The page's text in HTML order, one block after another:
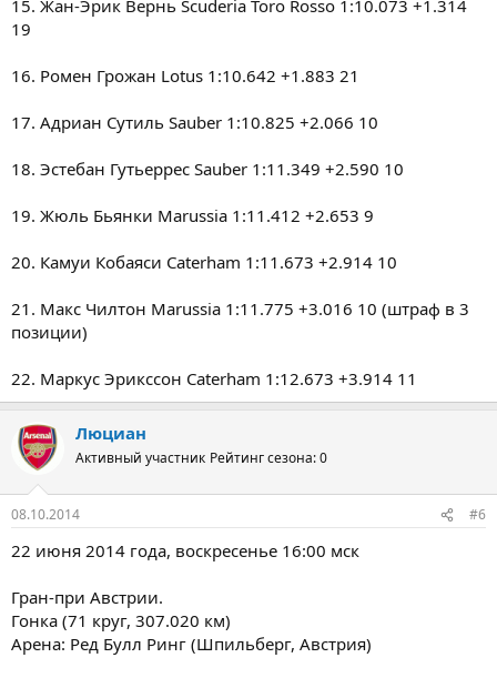
15. Жан-Эрик Вернь Scuderia Toro Rosso 1:10.073 +1.314
19
16. Ромен Грожан Lotus 1:10.642 +1.883 21
17. Адриан Сутиль Sauber 1:10.825 +2.066 10
18. Эстебан Гутьеррес Sauber 1:11.349 +2.590 10
19. Жюль Бьянки Marussia 1:11.412 +2.653 9
20. Камуи Кобаяси Caterham 1:11.673 +2.914 10
21. Макс Чилтон Marussia 1:11.775 +3.016 10 (штраф в 3
позиции)
22. Маркус Эрикссон Caterham 1:12.673 +3.914 11
Люциан
Активный участник Рейтинг сезона: 0
08.10.2014 #6
22 июня 2014 года, воскресенье 16:00 мск
Гран-при Австрии.
Гонка (71 круг, 307.020 км)
Арена: Ред Булл Ринг (Шпильберг, Австрия)